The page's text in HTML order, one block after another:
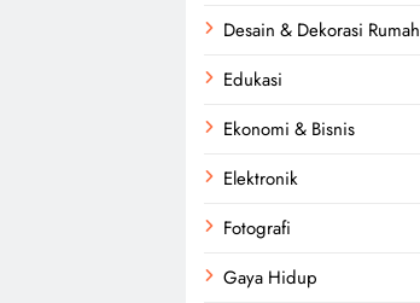
Desain & Dekorasi Rumah
Edukasi
Ekonomi & Bisnis
Elektronik
Fotografi
Gaya Hidup